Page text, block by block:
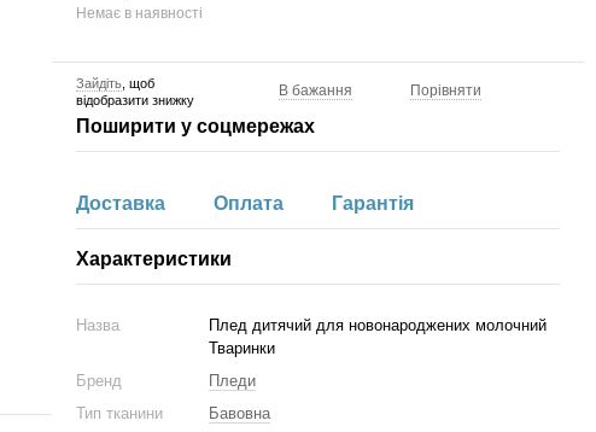
Немає в наявності
Зайдіть , щоб
відобразити знижку
В бажання Порівняти
Поширити у соцмережах
Доставка Оплата Гарантія
Характеристики
Назва
Плед дитячий для новонароджених молочний
Тваринки
Бренд
Пледи
Тип тканини
Бавовна